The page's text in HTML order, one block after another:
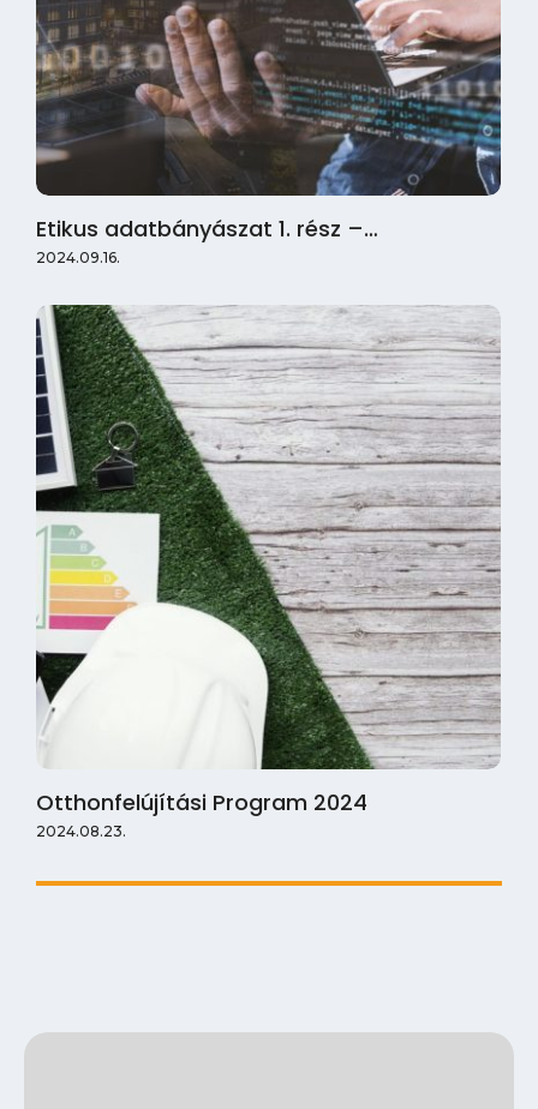
Etikus adatbányászat 1. rész –…
2024.09.16.
Otthonfelújítási Program 2024
2024.08.23.